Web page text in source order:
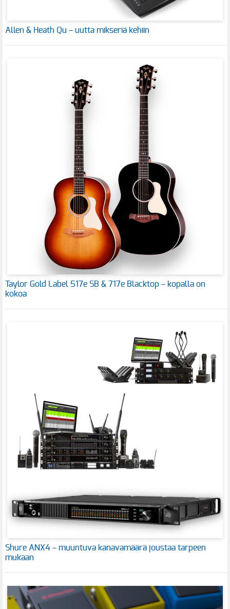
Allen & Heath Qu – uutta mikseriä kehiin
Taylor Gold Label 517e SB & 717e Blacktop – kopalla on
kokoa
Shure ANX4 – muuntuva kanavamäärä joustaa tarpeen
mukaan